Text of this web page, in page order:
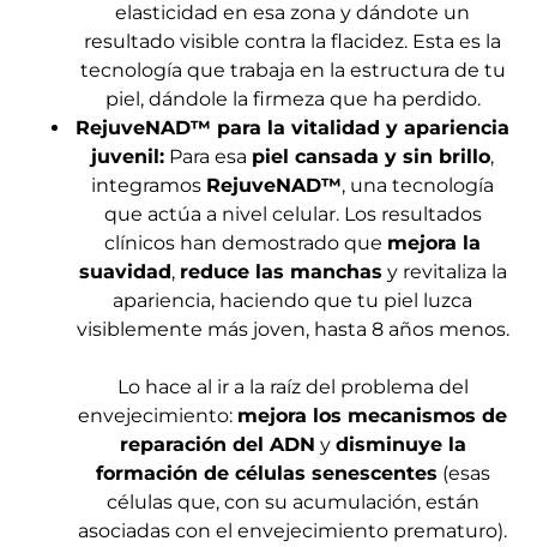
elasticidad en esa zona y dándote un
resultado visible contra la flacidez. Esta es la
tecnología que trabaja en la estructura de tu
piel, dándole la firmeza que ha perdido.
RejuveNAD™ para la vitalidad y apariencia
juvenil: Para esa piel cansada y sin brillo,
integramos RejuveNAD™, una tecnología
que actúa a nivel celular. Los resultados
clínicos han demostrado que mejora la
suavidad, reduce las manchas y revitaliza la
apariencia, haciendo que tu piel luzca
visiblemente más joven, hasta 8 años menos.
Lo hace al ir a la raíz del problema del
envejecimiento: mejora los mecanismos de
reparación del ADN y disminuye la
formación de células senescentes (esas
células que, con su acumulación, están
asociadas con el envejecimiento prematuro).